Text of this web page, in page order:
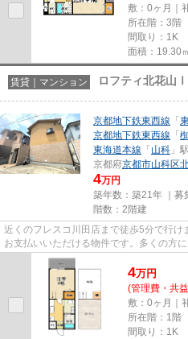
敷：0ヶ月｜
所在階：3階
間取り：1K
面積：19.30
賃貸｜マンション ロフティ北花山Ⅰ
京都地下鉄東西線 「
京都地下鉄東西線 「
東海道本線 「 山科 」
京都府京都市山科区
4万円
築年数：築21年 ｜募
階数：2階建
近くのフレスコ川田店まで徒歩5分で行
お支払いいただける物件です。多くの方
る賃貸物件です。当社イチオシ...
4万円
(管理費・共
敷：0ヶ月｜
所在階：1階
間取り：1K